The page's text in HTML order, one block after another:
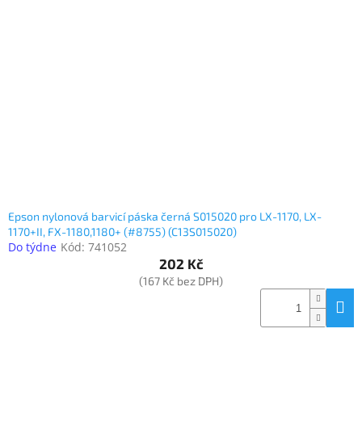
Epson nylonová barvicí páska černá S015020 pro LX-1170, LX-
1170+II, FX-1180,1180+ (#8755) (C13S015020)
Do týdne Kód: 741052
202 Kč
(167 Kč bez DPH)